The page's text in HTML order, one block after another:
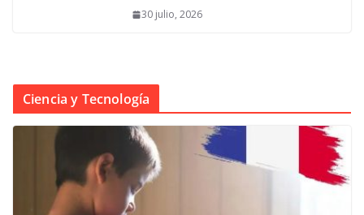
30 julio, 2026
Ciencia y Tecnología